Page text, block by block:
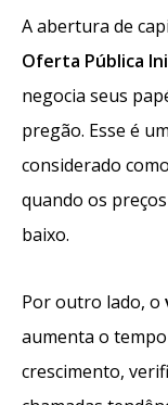
A abertura de
Oferta Pública
negocia seus
pregão. Esse é
considerado
quando os
baixo.
Por outro lado, o
aumenta o
crescimento,